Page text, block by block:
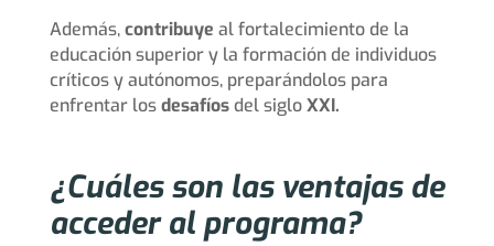
Además,contribuye al fortalecimiento de la
educación superior y la formación de individuos
críticos y autónomos, preparándolos para
enfrentar losdesafíosdel sigloXXI.
¿Cuáles son las ventajas de
acceder al programa?